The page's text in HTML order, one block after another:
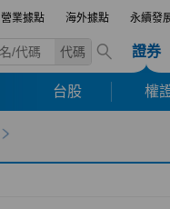
營業據點 海外據點 永續發
代碼 證券
台股 權